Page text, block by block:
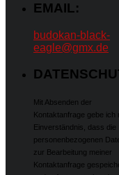
EMAIL:
budokan-black-
eagle@gmx.de
Mit Absenden der
Kontaktanfrage gebe ich
Einverständnis, dass die
personenbezogenen
zur Bearbeitung meiner
Kontaktanfrage